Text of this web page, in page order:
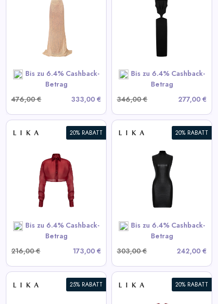
Bis zu 6.4% Cashback-
Betrag
476,00 €
333,00 €
Bis zu 6.4% Cashback-
Betrag
346,00 €
277,00 €
Schwarzes Kleid mit
Taillenausschnitten
View All LIKA Deals
SHOP NOW
20% RABATT
Bis zu 6.4% Cashback-
Betrag
216,00 €
173,00 €
20% RABATT
Bis zu 6.4% Cashback-
Betrag
303,00 €
242,00 €
Schwarzes strukturiertes Mini-
View All LIKA Deals
SHOP NOW
25% RABATT 20% RABATT